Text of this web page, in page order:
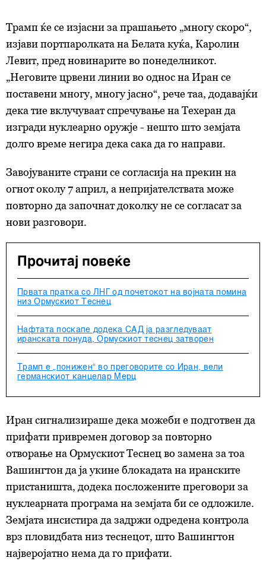
Трамп ќе се изјасни за прашањето „многу скоро“,
изјави портпаролката на Белата куќа, Каролин
Лeвит, пред новинарите во понеделникот.
„Неговите црвени линии во однос на Иран се
поставени многу, многу јасно“, рече таа, додавајќи
дека тие вклучуваат спречување на Техеран да
изгради нуклеарно оружје - нешто што земјата
долго време негира дека сака да го направи.
Завојуваните страни се согласија на прекин на
огнот околу 7 април, а непријателствата може
повторно да започнат доколку не се согласат за
нови разговори.
Прочитај повеќе
Првата пратка со ЛНГ од почетокот на војната помина
низ Ормускиот Теснец
Нафтата поскапе додека САД ја разгледуваат
иранската понуда, Ормускиот теснец затворен
Трамп е „понижен“ во преговорите со Иран, вели
германскиот канцелар Мерц
Иран сигнализираше дека можеби е подготвен да
прифати привремен договор за повторно
отворање на Ормускиот Теснец во замена за тоа
Вашингтон да ја укине блокадата на иранските
пристаништа, додека посложените преговори за
нуклеарната програма на земјата би се одложиле.
Земјата инсистира да задржи одредена контрола
врз пловидбата низ теснецот, што Вашингтон
најверојатно нема да го прифати.